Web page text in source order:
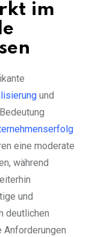
im
und
eine moderate
während
und
deutlichen
Anforderungen